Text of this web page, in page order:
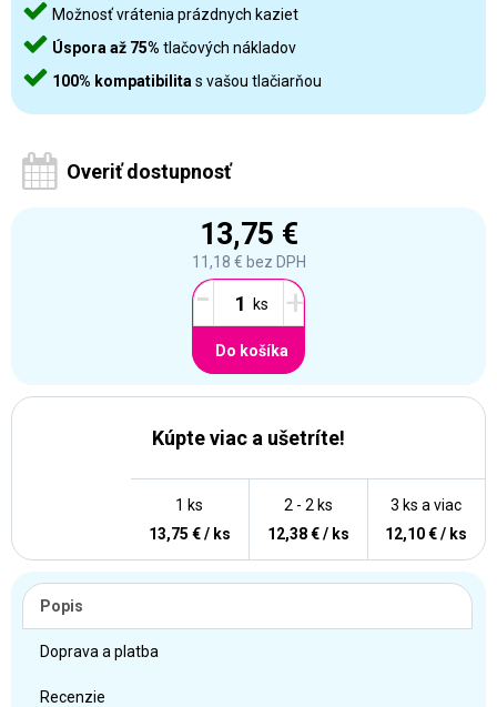
Možnosť vrátenia prázdnych kaziet
Úspora až 75% tlačových nákladov
100% kompatibilita s vašou tlačiarňou
Overiť dostupnosť
13,75 €
11,18 € bez DPH
- +
Do košíka
Kúpte viac a ušetríte!
3 ks a viac
12,10 € / ks
2 - 2 ks
12,38 € / ks
1 ks
13,75 € / ks
Popis
Doprava a platba
Recenzie